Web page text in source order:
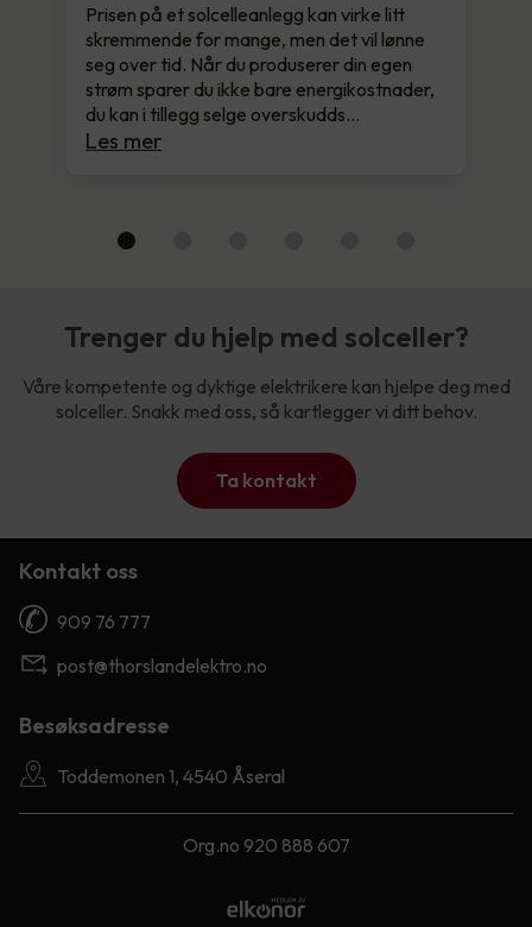
Prisen på et solcelleanlegg kan virke litt
skremmende for mange, men det vil lønne
seg over tid. Når du produserer din egen
strøm sparer du ikke bare energikostnader,
du kan i tillegg selge overskudds…
Les mer
Trenger du hjelp med solceller?
Våre kompetente og dyktige elektrikere kan hjelpe deg med
solceller. Snakk med oss, så kartlegger vi ditt behov.
Ta kontakt
Kontakt oss
909 76 777
post@thorslandelektro.no
Besøksadresse
Toddemonen 1, 4540 Åseral
Org.no 920 888 607